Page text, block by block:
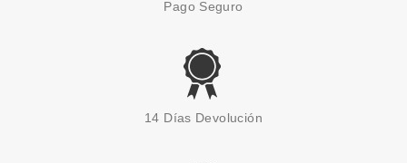
ESSENCE
ART PINCEL DIFUMINADOR
Pago Seguro
14 Días Devolución